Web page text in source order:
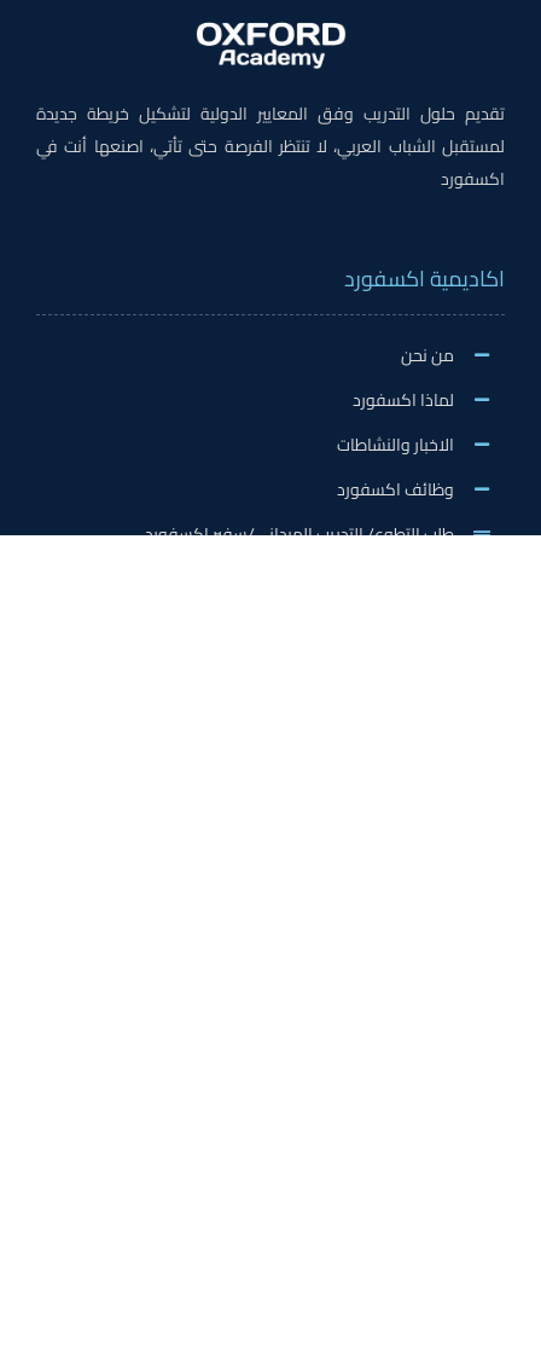
تقديم حلول التدريب وفق المعايير الدولية لتشكيل خريطة جديدة
لمستقبل الشباب العربي، لا تنتظر الفرصة حتى تأتي، اصنعها أنت في
اكسفورد
اكاديمية اكسفورد
من نحن
لماذا اكسفورد
الاخبار والنشاطات
وظائف اكسفورد
طلب التطوع/ التدريب الميداني/سفير اكسفورد